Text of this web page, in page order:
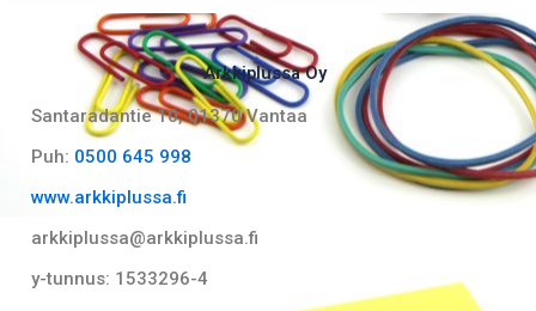
Arkkiplussa Oy
Santaradantie 10, 01370 Vantaa​
Puh: 0500 645 998
www.arkkiplussa.fi
arkkiplussa@arkkiplussa.fi
y-tunnus: 1533296-4